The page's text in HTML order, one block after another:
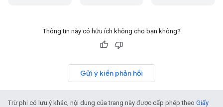
Thông tin này có hữu ích không cho bạn không?
Gửi ý kiến phản hồi
Trừ phi có lưu ý khác, nội dung của trang này được cấp phép theo Giấy